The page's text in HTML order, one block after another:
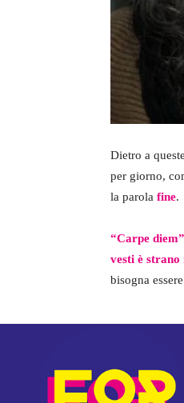
Dietro a
per giorno,
la parola fine.
“Carpe diem”
vesti è
bisogna